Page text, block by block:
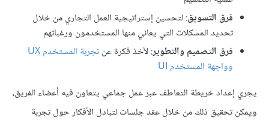
فرق التسويق: لتحسين إستراتيجية العمل التجاري من خلال
تحديد المشكلات التي يعاني منها المستخدمون ورغباتهم
فرق التصميم والتطوير: لأخذ فكرة عن
تجربة المستخدم UX
وواجهة المستخدم UI
يجري إعداد خريطة التعاطف عبر عمل جماعي يتعاون فيه أعضاء الفريق،
ويمكن تحقيق ذلك من خلال عقد جلسات لتبادل الأفكار حول تجربة